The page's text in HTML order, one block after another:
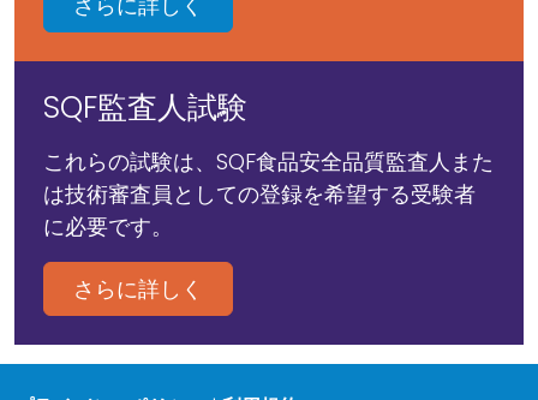
SQF監査人試験
これらの試験は、SQF食品安全品質監査人また
は技術審査員としての登録を希望する受験者
に必要です。
さらに詳しく